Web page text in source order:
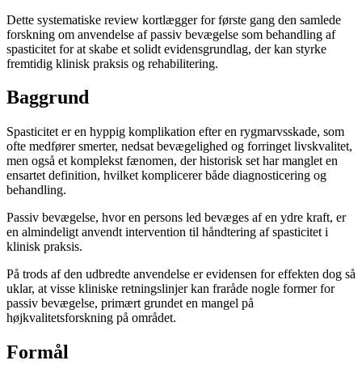
Dette systematiske review kortlægger for første gang den samlede
forskning om anvendelse af passiv bevægelse som behandling af
spasticitet for at skabe et solidt evidensgrundlag, der kan styrke
fremtidig klinisk praksis og rehabilitering.
Baggrund
Spasticitet er en hyppig komplikation efter en rygmarvsskade, som
ofte medfører smerter, nedsat bevægelighed og forringet livskvalitet,
men også et komplekst fænomen, der historisk set har manglet en
ensartet definition, hvilket komplicerer både diagnosticering og
behandling.
Passiv bevægelse, hvor en persons led bevæges af en ydre kraft, er
en almindeligt anvendt intervention til håndtering af spasticitet i
klinisk praksis.
På trods af den udbredte anvendelse er evidensen for effekten dog så
uklar, at visse kliniske retningslinjer kan fraråde nogle former for
passiv bevægelse, primært grundet en mangel på
højkvalitetsforskning på området.
Formål